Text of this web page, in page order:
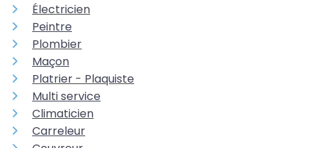
Électricien
Peintre
Plombier
Maçon
Platrier - Plaquiste
Multi service
Climaticien
Carreleur